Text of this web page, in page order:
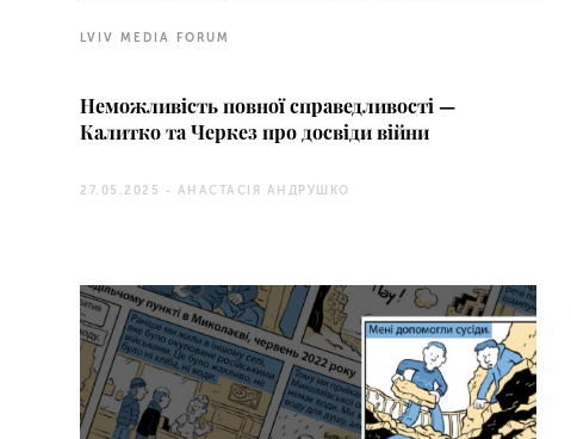
LVIV MEDIA FORUM
Неможливість повної справедливості —
Калитко та Черкез про досвіди війни
27.05.2025 - АНАСТАСІЯ АНДРУШКО